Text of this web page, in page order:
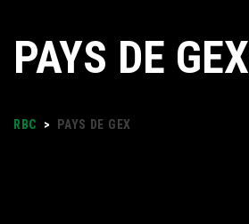
PAYS DE GEX
RBC > PAYS DE GEX